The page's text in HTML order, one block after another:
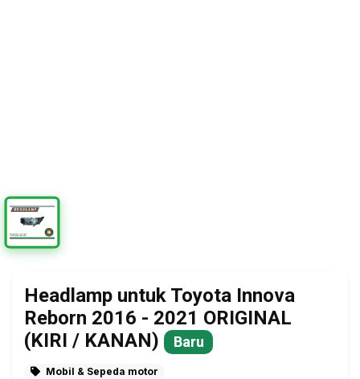
Headlamp untuk Toyota Innova
Reborn 2016 - 2021 ORIGINAL
(KIRI / KANAN)
Baru
Mobil & Sepeda motor